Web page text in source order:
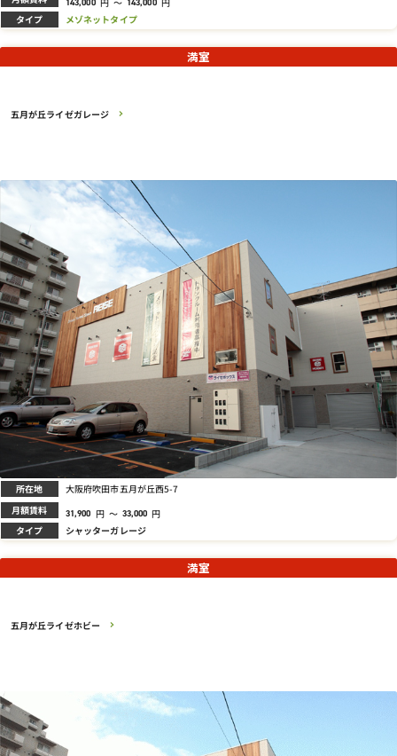
タイプ メゾネットタイプ
五月が丘ライゼガレージ
満室
所在地 大阪府吹田市五月が丘西5-7
月額賃料 31,900 円 ～ 33,000 円
タイプ シャッターガレージ
五月が丘ライゼホビー
満室